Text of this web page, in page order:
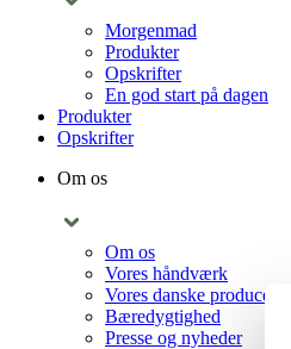
Morgenmad
Produkter
Opskrifter
En god start på dagen
Produkter
Opskrifter
Om os
Om os
Vores håndværk
Vores danske producenter
Bæredygtighed
Presse og nyheder